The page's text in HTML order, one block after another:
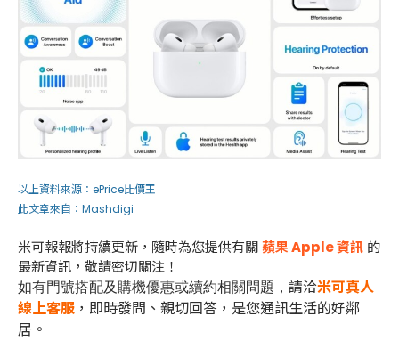
以上資料來源： ePrice比價王
此文章來自：Mashdigi
米可報報將持續更新，隨時為您提供有關蘋果 Apple 資訊 的
最新資訊，敬請密切關注！
如有門號搭配及購機優惠或續約相關問題， 請洽米可真人
線上客服 ，即時發問、親切回答，是您通訊生活的好鄰
居。